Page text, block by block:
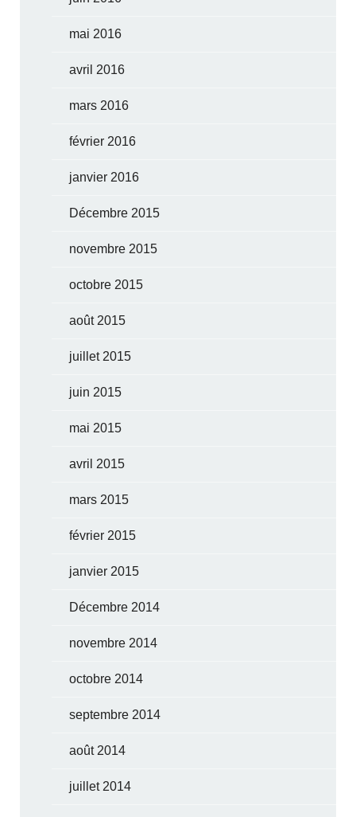
mai 2016
avril 2016
mars 2016
février 2016
janvier 2016
Décembre 2015
novembre 2015
octobre 2015
août 2015
juillet 2015
juin 2015
mai 2015
avril 2015
mars 2015
février 2015
janvier 2015
Décembre 2014
novembre 2014
octobre 2014
septembre 2014
août 2014
juillet 2014